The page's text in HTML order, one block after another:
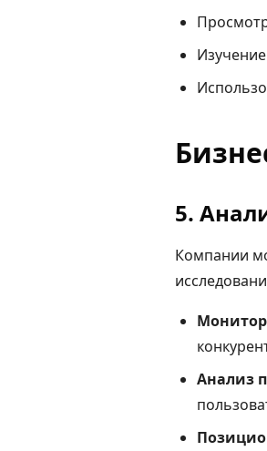
5.
Компании
Анализ